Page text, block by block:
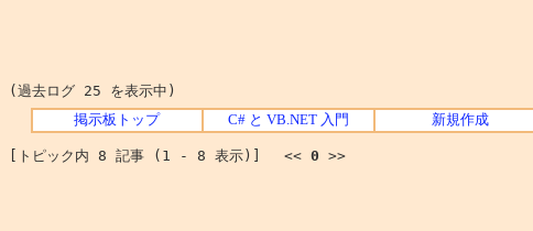
(過去ログ 25 を表示中)
掲示板トップ C# と VB.NET 入門 新規作成
[トピック内 8 記事 (1 - 8 表示)] << 0 >>